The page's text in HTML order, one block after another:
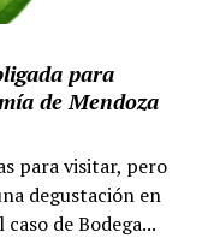
para
de Mendoza
para visitar, pero
degustación en
de Bodega...